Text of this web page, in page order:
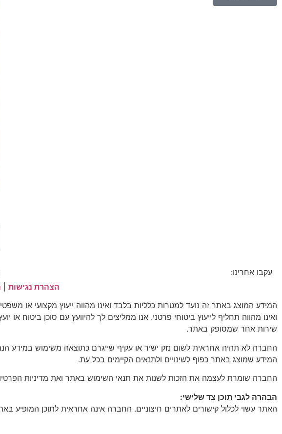
עקבו אחרינו:
הצהרת נגישות
המידע המוצג באתר זה נועד למטרות כלליות בלבד ואינו מהווה ייעוץ מקצועי או
ואינו מהווה תחליף לייעוץ ביטוחי פרטני. אנו ממליצים לך להיוועץ עם סוכן ביטוח
שירות אחר שמסופק באתר.
החברה לא תהיה אחראית לשום נזק ישיר או עקיף שייגרם כתוצאה משימוש במידע
המידע שמוצג באתר כפוף לשינויים ולתנאים הקיימים בכל עת.
החברה שומרת לעצמה את הזכות לשנות את תנאי השימוש באתר ואת מדיניות
הבהרה לגבי תוכן צד שלישי:
האתר עשוי לכלול קישורים לאתרים חיצוניים. החברה אינה אחראית לתוכן המופיע